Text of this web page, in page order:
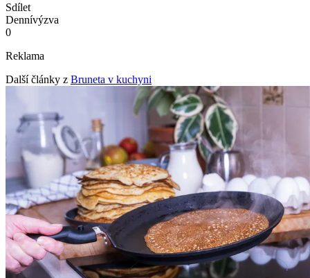
Sdílet
Dennívýzva
0
Reklama
Další články z Bruneta v kuchyni